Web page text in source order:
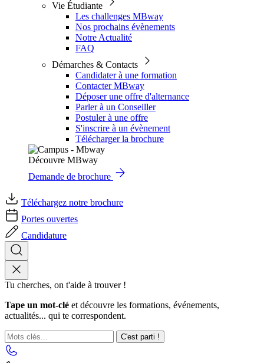
Vie Étudiante
Les challenges MBway
Nos prochains évènements
Notre Actualité
FAQ
Démarches & Contacts
Candidater à une formation
Contacter MBway
Déposer une offre d'alternance
Parler à un Conseiller
Postuler à une offre
S'inscrire à un évènement
Télécharger la brochure
Découvre MBway
Demande de brochure
Téléchargez notre brochure
Portes ouvertes
Candidature
Tu cherches, on t'aide à trouver !
Tape un mot-clé et découvre les formations, événements,
actualités... qui te correspondent.
C'est parti !